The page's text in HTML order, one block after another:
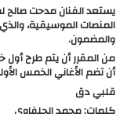
يستعد الفنان مدحت صالح
والمضمون.
أن تضم الأغاني الخمس
قلبي دق